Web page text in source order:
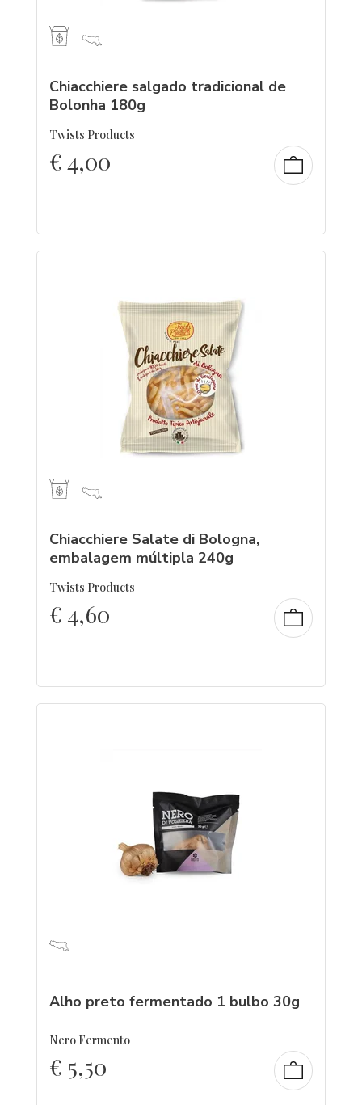
Chiacchiere salgado tradicional de
Bolonha 180g
Twists Products
€4,00
Chiacchiere Salate di Bologna,
embalagem múltipla 240g
Twists Products
€4,60
Alho preto fermentado 1 bulbo 30g
Nero Fermento
€ 5,50